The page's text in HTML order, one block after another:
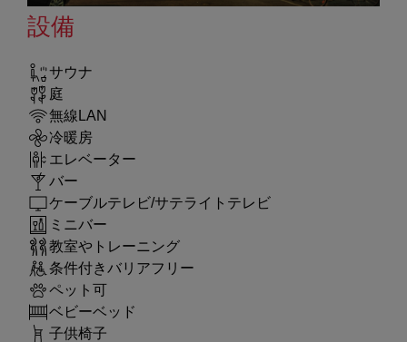
設備
サウナ
庭
無線LAN
冷暖房
エレベーター
バー
ケーブルテレビ/サテライトテレビ
ミニバー
教室やトレーニング
条件付きバリアフリー
ペット可
ベビーベッド
子供椅子